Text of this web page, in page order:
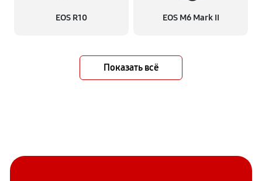
EOS R10 EOS M6 Mark II
Показать всё